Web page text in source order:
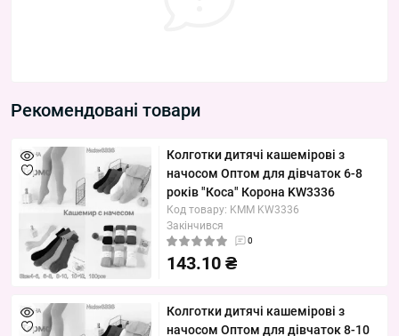
Рекомендовані товари
Колготки дитячі кашемірові з
начосом Оптом для дівчаток 6-8
років "Коса" Корона KW3336
Код товару: KMM KW3336
Закінчився
0
143.10 ₴
Колготки дитячі кашемірові з
начосом Оптом для дівчаток 8-10